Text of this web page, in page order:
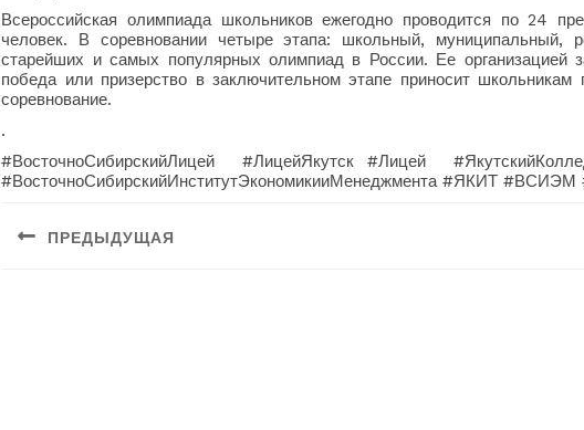
Всероссийская олимпиада школьников ежегодно проводится по 24
человек. В соревновании четыре этапа: школьный, муниципальный,
старейших и самых популярных олимпиад в России. Ее организацией
победа или призерство в заключительном этапе приносит
соревнование.
.
#ВосточноСибирскийЛицей #ЛицейЯкутск #Лицей
#ВосточноСибирскийИнститутЭкономикииМенеджмента #ЯКИТ
Навигация
ПРЕДЫДУЩАЯ